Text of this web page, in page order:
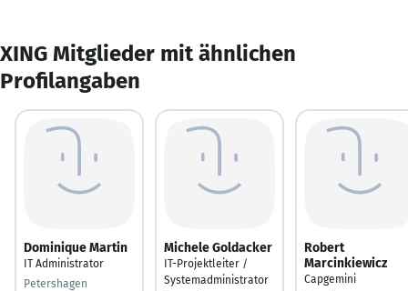
XING Mitglieder mit ähnlichen
Profilangaben
Dominique Martin
IT Administrator
Petershagen
Michele Goldacker
IT-Projektleiter /
Systemadministrator
Robert
Marcinkiewicz
Capgemini